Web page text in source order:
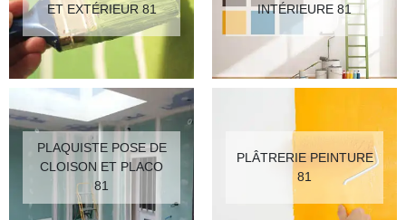
ET EXTÉRIEUR 81
INTÉRIEURE 81
PLAQUISTE POSE DE
CLOISON ET PLACO
81
PLÂTRERIE PEINTURE
81